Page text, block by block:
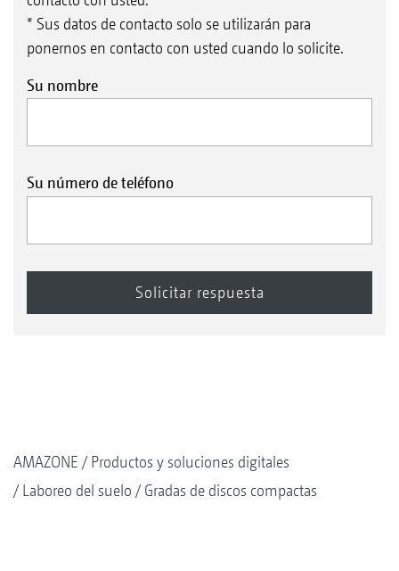
* Sus datos de contacto solo se utilizarán para
ponernos en contacto con usted cuando lo solicite.
Su nombre
Su número de teléfono
AMAZONE
Productos y soluciones digitales
Laboreo del suelo
Gradas de discos compactas